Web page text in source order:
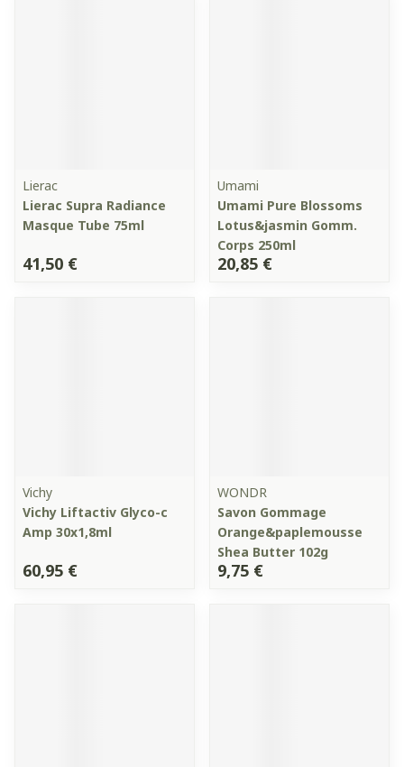
Lierac
Lierac Supra Radiance
Masque Tube 75ml
41,50 €
Umami
Umami Pure Blossoms
Lotus&jasmin Gomm.
Corps 250ml
20,85 €
Vichy
Vichy Liftactiv Glyco-c
Amp 30x1,8ml
60,95 €
WONDR
Savon Gommage
Orange&paplemousse
Shea Butter 102g
9,75 €